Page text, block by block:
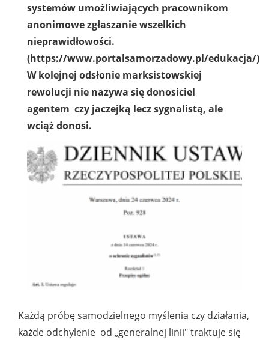
systemów umożliwiających pracownikom
anonimowe zgłaszanie wszelkich
nieprawidłowości.
(https://www.portalsamorzadowy.pl/edukacja/)
W kolejnej odsłonie marksistowskiej
rewolucji nie nazywa się donosiciel
agentem czy jaczejką lecz sygnalistą, ale
wciąż donosi.
Każdą próbę samodzielnego myślenia czy działania,
każde odchylenie od „generalnej linii" traktuje się